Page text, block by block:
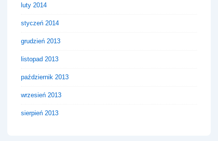
luty 2014
styczeń 2014
grudzień 2013
listopad 2013
październik 2013
wrzesień 2013
sierpień 2013